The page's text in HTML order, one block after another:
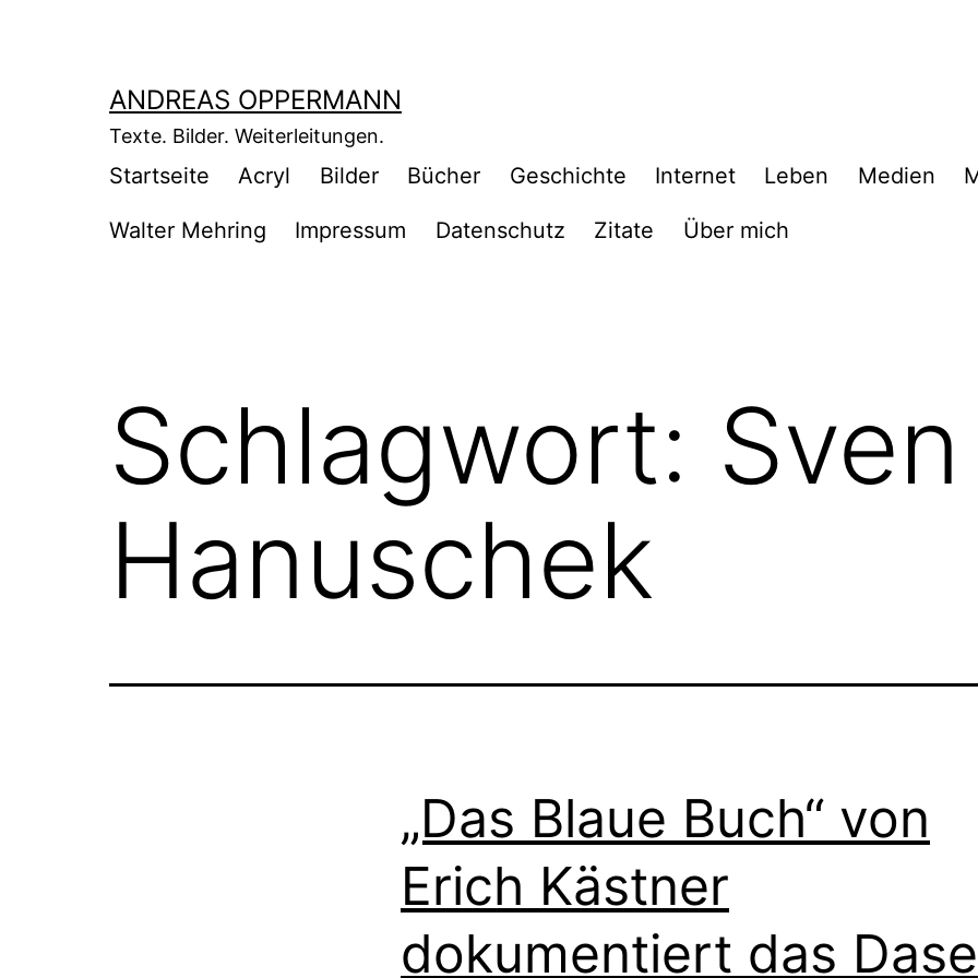
ANDREAS OPPERMANN
Texte. Bilder. Weiterleitungen.
Startseite Acryl Bilder Bücher Geschichte Internet Leben Medien
Walter Mehring Impressum Datenschutz Zitate Über mich
Schlagwort: Sven
Hanuschek
„Das Blaue Buch“ von
Erich Kästner
dokumentiert das